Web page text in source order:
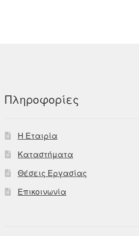
Πληροφορίες
Η Εταιρία
Καταστήματα
Θέσεις Εργασίας
Επικοινωνία